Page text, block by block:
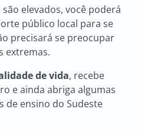
elevados, você poderá
público local para se
precisará se preocupar
extremas.
de vida, recebe
e ainda abriga algumas
de ensino do Sudeste